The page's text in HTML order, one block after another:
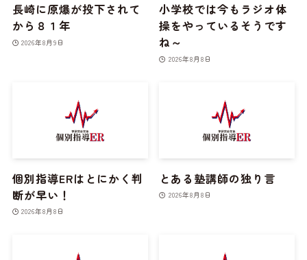
長崎に原爆が投下されて
から８１年
2026年8月9日
小学校では今もラジオ体
操をやっているそうです
ね～
2026年8月8日
個別指導ERはとにかく判
断が早い！
2026年8月8日
とある塾講師の独り言
2026年8月8日